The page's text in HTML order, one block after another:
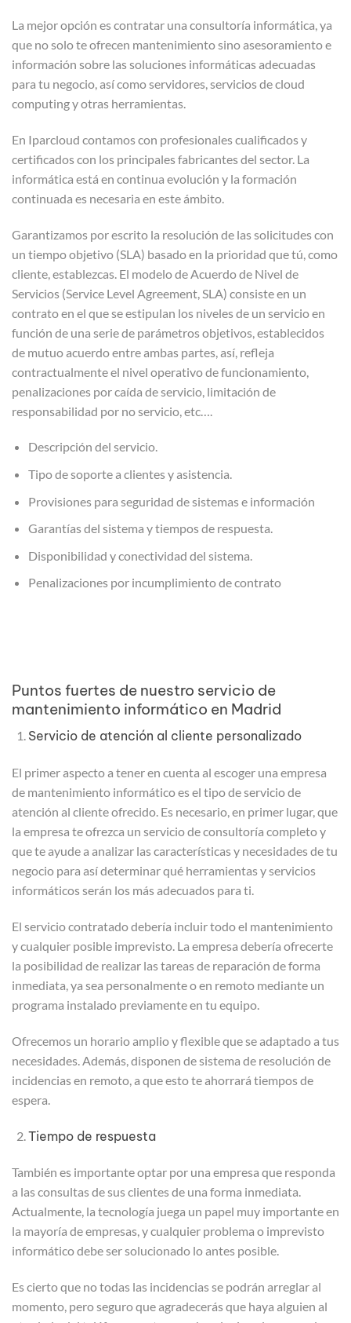
La mejor opción es contratar una consultoría informática, ya
que no solo te ofrecen mantenimiento sino asesoramiento e
información sobre las soluciones informáticas adecuadas
para tu negocio, así como servidores, servicios de cloud
computing y otras herramientas.
En Iparcloud contamos con profesionales cualificados y
certificados con los principales fabricantes del sector. La
informática está en continua evolución y la formación
continuada es necesaria en este ámbito.
Garantizamos por escrito la resolución de las solicitudes con
un tiempo objetivo (SLA) basado en la prioridad que tú, como
cliente, establezcas. El modelo de Acuerdo de Nivel de
Servicios (Service Level Agreement, SLA) consiste en un
contrato en el que se estipulan los niveles de un servicio en
función de una serie de parámetros objetivos, establecidos
de mutuo acuerdo entre ambas partes, así, refleja
contractualmente el nivel operativo de funcionamiento,
penalizaciones por caída de servicio, limitación de
responsabilidad por no servicio, etc….
Descripción del servicio.
Tipo de soporte a clientes y asistencia.
Provisiones para seguridad de sistemas e información
Garantías del sistema y tiempos de respuesta.
Disponibilidad y conectividad del sistema.
Penalizaciones por incumplimiento de contrato
Puntos fuertes de nuestro servicio de
mantenimiento informático en Madrid
Servicio de atención al cliente personalizado
El primer aspecto a tener en cuenta al escoger una empresa
de mantenimiento informático es el tipo de servicio de
atención al cliente ofrecido. Es necesario, en primer lugar, que
la empresa te ofrezca un servicio de consultoría completo y
que te ayude a analizar las características y necesidades de tu
negocio para así determinar qué herramientas y servicios
informáticos serán los más adecuados para ti.
El servicio contratado debería incluir todo el mantenimiento
y cualquier posible imprevisto. La empresa debería ofrecerte
la posibilidad de realizar las tareas de reparación de forma
inmediata, ya sea personalmente o en remoto mediante un
programa instalado previamente en tu equipo.
Ofrecemos un horario amplio y flexible que se adaptado a tus
necesidades. Además, disponen de sistema de resolución de
incidencias en remoto, a que esto te ahorrará tiempos de
espera.
Tiempo de respuesta
También es importante optar por una empresa que responda
a las consultas de sus clientes de una forma inmediata.
Actualmente, la tecnología juega un papel muy importante en
la mayoría de empresas, y cualquier problema o imprevisto
informático debe ser solucionado lo antes posible.
Es cierto que no todas las incidencias se podrán arreglar al
momento, pero seguro que agradecerás que haya alguien al